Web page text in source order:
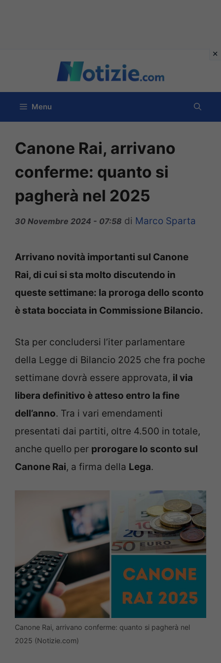
contenuto
Menu
Canone Rai, arrivano
conferme: quanto si
pagherà nel 2025
30 Novembre 2024 - 07:58 di Marco Sparta
Arrivano novità importanti sul Canone
Rai, di cui si sta molto discutendo in
queste settimane: la proroga dello sconto
è stata bocciata in Commissione Bilancio.
Sta per concludersi l’iter parlamentare
della Legge di Bilancio 2025 che fra poche
settimane dovrà essere approvata, il via
libera definitivo è atteso entro la fine
dell’anno. Tra i vari emendamenti
presentati dai partiti, oltre 4.500 in totale,
anche quello per prorogare lo sconto sul
Canone Rai, a firma della Lega.
Canone Rai, arrivano conferme: quanto si pagherà nel
2025 (Notizie.com)